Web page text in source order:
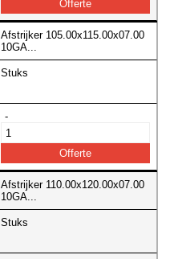
Afstrijker 105.00x115.00x07.00
10GA...
Stuks
-
Afstrijker 110.00x120.00x07.00
10GA...
Stuks